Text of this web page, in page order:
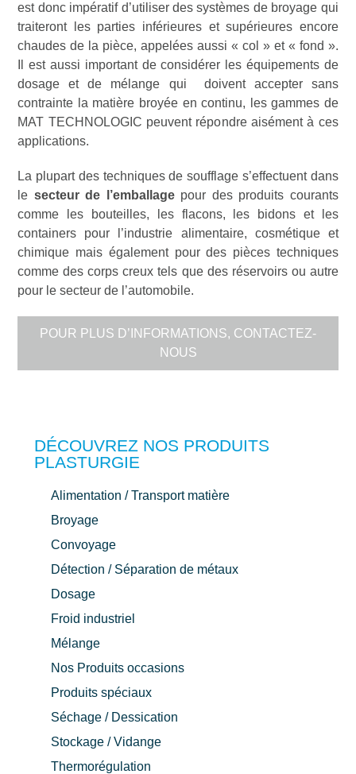
est donc impératif d’utiliser des systèmes de broyage qui
traiteront les parties inférieures et supérieures encore
chaudes de la pièce, appelées aussi « col » et « fond ».
Il est aussi important de considérer les équipements de
dosage et de mélange qui doivent accepter sans
contrainte la matière broyée en continu, les gammes de
MAT TECHNOLOGIC peuvent répondre aisément à ces
applications.
La plupart des techniques de soufflage s’effectuent dans
le secteur de l’emballagepour des produits courants
comme les bouteilles, les flacons, les bidons et les
containers pour l’industrie alimentaire, cosmétique et
chimique mais également pour des pièces techniques
comme des corps creux tels que des réservoirs ou autre
pour le secteur de l’automobile.
POUR PLUS D’INFORMATIONS, CONTACTEZ-
NOUS
DÉCOUVREZ NOS PRODUITS
PLASTURGIE
Alimentation / Transport matière
Broyage
Convoyage
Détection / Séparation de métaux
Dosage
Froid industriel
Mélange
Nos Produits occasions
Produits spéciaux
Séchage / Dessication
Stockage / Vidange
Thermorégulation